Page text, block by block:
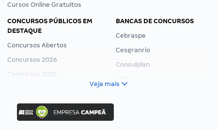
Cursos Online Gratuitos
CONCURSOS PÚBLICOS EM
DESTAQUE
Concursos Abertos
Concursos 2026
Concursos 2025
Concurso Ibama
Concurso MPU
BANCAS DE CONCURSOS
Cebraspe
Cesgranrio
Consulplan
Veja mais